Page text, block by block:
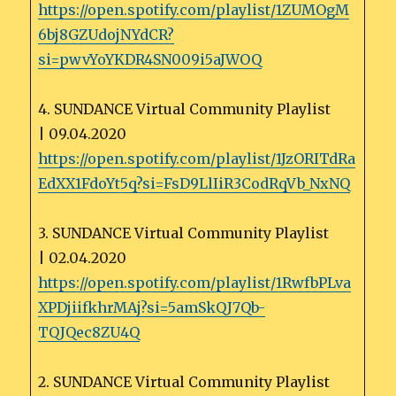
https://open.spotify.com/playlist/1ZUMOgM
6bj8GZUdojNYdCR?
si=pwvYoYKDR4SN009i5aJWOQ
4. SUNDANCE Virtual Community Playlist
| 09.04.2020
https://open.spotify.com/playlist/1JzORITdRa
EdXX1FdoYt5q?si=FsD9LlIiR3CodRqVb_NxNQ
3. SUNDANCE Virtual Community Playlist
| 02.04.2020
https://open.spotify.com/playlist/1RwfbPLva
XPDjiifkhrMAj?si=5amSkQJ7Qb-
TQJQec8ZU4Q
2. SUNDANCE Virtual Community Playlist